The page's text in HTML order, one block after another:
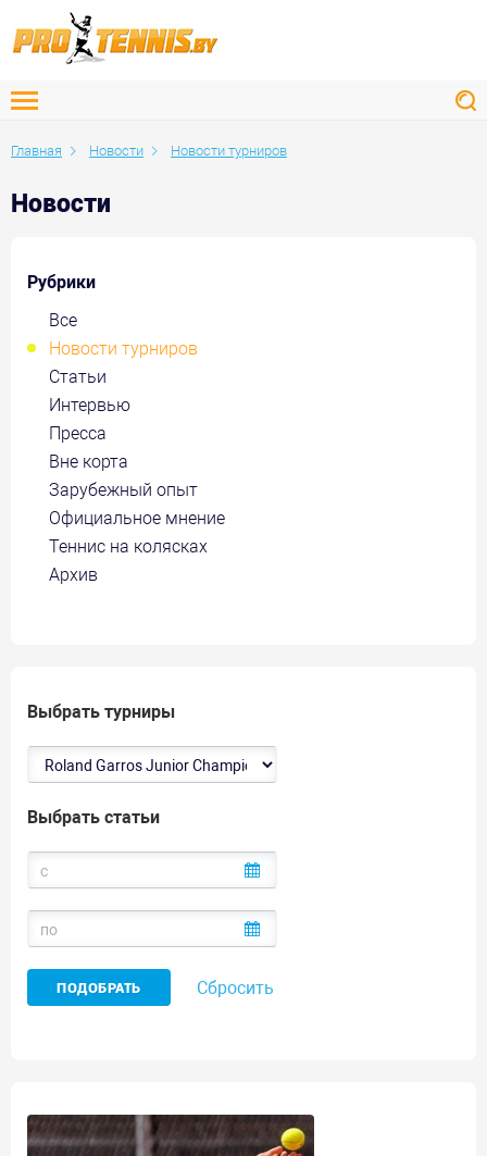
Главная Новости Новости турниров
Новости
Рубрики
Все
Новости турниров
Статьи
Интервью
Пресса
Вне корта
Зарубежный опыт
Официальное мнение
Теннис на колясках
Архив
Выбрать турниры
Выбрать статьи
Сбросить